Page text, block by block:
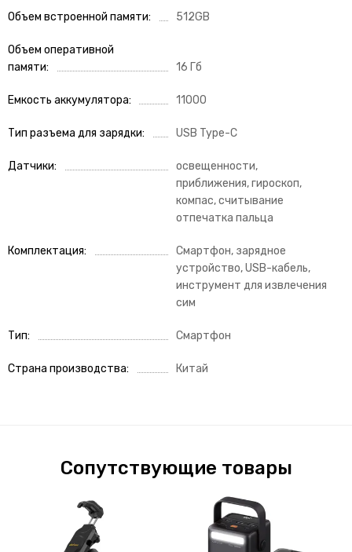
Объем встроенной памяти 512GB
Объем оперативной
памяти
16 Гб
Емкость аккумулятора 11000
Тип разъема для зарядки USB Type-C
Датчики
освещенности,
приближения, гироскоп,
компас, считывание
отпечатка пальца
Комплектация
Смартфон, зарядное
устройство, USB-кабель,
инструмент для извлечения
сим
Тип Смартфон
Страна производства Китай
Сопутствующие товары